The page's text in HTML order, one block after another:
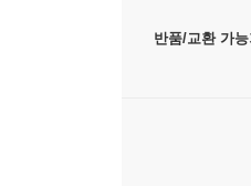
반품/교환 가